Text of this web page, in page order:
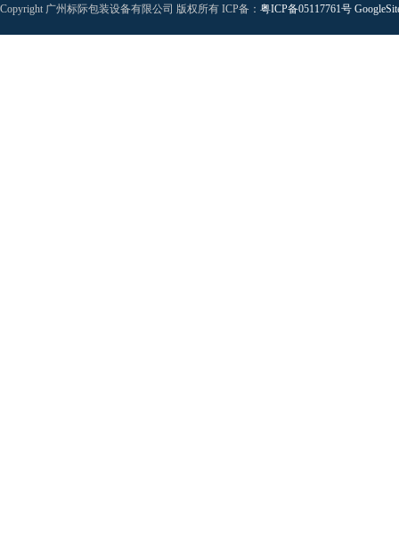
Copyright 广州标际包装设备有限公司 版权所有 ICP备： 粤ICP备05117761号